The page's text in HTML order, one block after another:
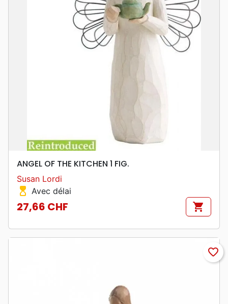
ANGEL OF THE KITCHEN 1 FIG.
Susan Lordi
hourglass_top Avec délai
Prix
27,66 CHF shopping_cart
favorite_border